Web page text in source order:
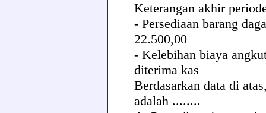
Keterangan akhir
- Persediaan barang
22.500,00
- Kelebihan biaya
diterima kas
Berdasarkan data di
adalah ........